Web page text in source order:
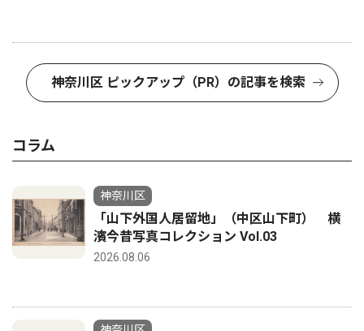
神奈川区 ピックアップ（PR）の記事を検索
コラム
神奈川区
「山下外国人居留地」（中区山下町） 横
濱今昔写真コレクション Vol.03
2026.08.06